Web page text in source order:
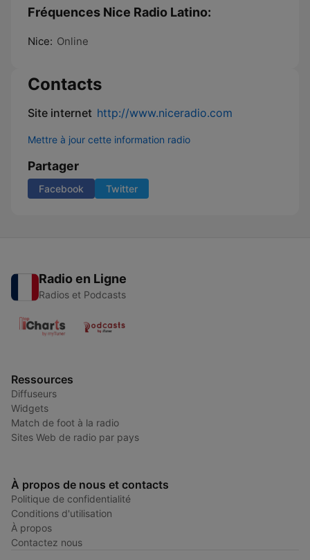
Fréquences Nice Radio Latino:
Nice: Online
Contacts
Site internet http://www.niceradio.com
Mettre à jour cette information radio
Partager
Facebook Twitter
Radio en Ligne
Radios et Podcasts
Ressources
Diffuseurs
Widgets
Match de foot à la radio
Sites Web de radio par pays
À propos de nous et contacts
Politique de confidentialité
Conditions d'utilisation
À propos
Contactez nous